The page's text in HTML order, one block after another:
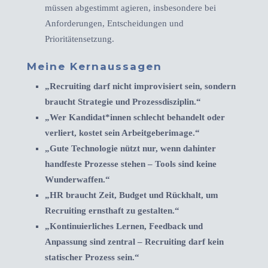
müssen abgestimmt agieren, insbesondere bei
Anforderungen, Entscheidungen und
Prioritätensetzung.
Meine Kernaussagen
„Recruiting darf nicht improvisiert sein, sondern
braucht Strategie und Prozessdisziplin.“
„Wer Kandidat*innen schlecht behandelt oder
verliert, kostet sein Arbeitgeberimage.“
„Gute Technologie nützt nur, wenn dahinter
handfeste Prozesse stehen – Tools sind keine
Wunderwaffen.“
„HR braucht Zeit, Budget und Rückhalt, um
Recruiting ernsthaft zu gestalten.“
„Kontinuierliches Lernen, Feedback und
Anpassung sind zentral – Recruiting darf kein
statischer Prozess sein.“